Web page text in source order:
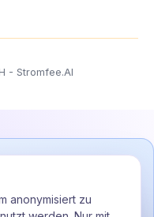
- Stromfee.AI
Abrechnung?
durch Stromfee —
anonymisiert zu